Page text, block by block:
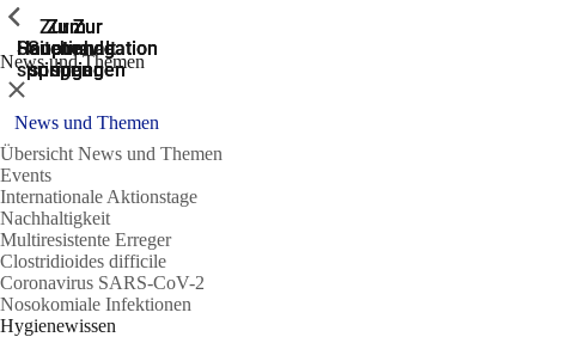
Zur
Suche
springen
Zur
Hauptnavigation
springen
Zur
Hauptnavigation
springen
Zum
Hauptinhalt
springen
Zum
Seitenende
springen
News und Themen
Zeige vorherige
Schließen
News und Themen
Übersicht News und Themen
Events
Internationale Aktionstage
Nachhaltigkeit
Multiresistente Erreger
Clostridioides difficile
Coronavirus SARS-CoV-2
Nosokomiale Infektionen
Hygienewissen
Zeige vorherige
Zeige vorherige